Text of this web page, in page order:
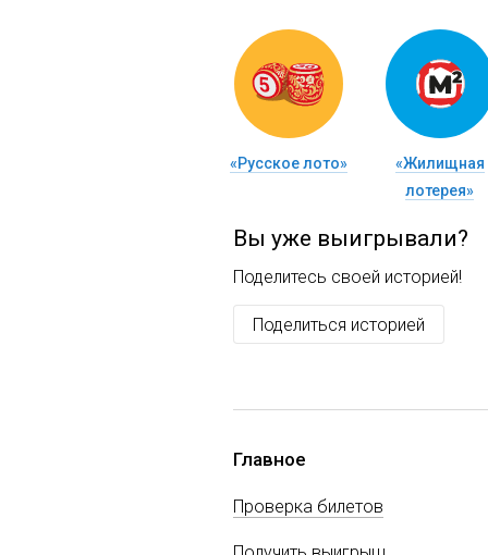
«Русское лото»
«Жилищная
лотерея»
Вы уже выигрывали?
Поделитесь своей историей!
Поделиться историей
Главное
Проверка билетов